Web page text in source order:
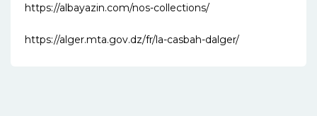
https://albayazin.com/nos-collections/
https://alger.mta.gov.dz/fr/la-casbah-dalger/